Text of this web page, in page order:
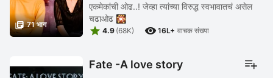
 71 भाग
एकमेकांची ओढ..! जेव्हा त्यांच्या विरुद्ध स्वभावातचं असेल
चढाओढ 🎇
 4.9 (68K)  16L+ वाचक संख्या
Fate -A love story